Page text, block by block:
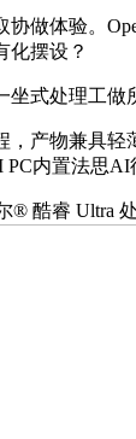
体验。
化摆设？
处理工做
物兼具轻薄
内置法思
酷睿 Ultra